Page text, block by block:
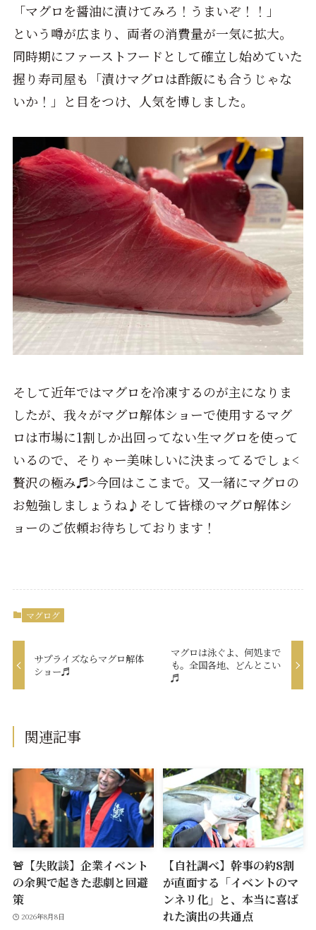
「マグロを醤油に漬けてみろ！うまいぞ！！」
という噂が広まり、両者の消費量が一気に拡大。
同時期にファーストフードとして確立し始めていた
握り寿司屋も「漬けマグロは酢飯にも合うじゃな
いか！」と目をつけ、人気を博しました。
そして近年ではマグロを冷凍するのが主になりま
したが、我々がマグロ解体ショーで使用するマグ
ロは市場に1割しか出回ってない生マグロを使って
いるので、そりゃー美味しいに決まってるでしょ<
贅沢の極み♬>今回はここまで。又一緒にマグロの
お勉強しましょうね♪そして皆様のマグロ解体シ
ョーのご依頼お待ちしております！
マグログ
サプライズならマグロ解体
ショー♬
マグロは泳ぐよ、何処まで
も。全国各地、どんとこい
♬
関連記事
🚨【失敗談】企業イベント
の余興で起きた悲劇と回避
策
2026年8月8日
【自社調べ】幹事の約8割
が直面する「イベントのマ
ンネリ化」と、本当に喜ば
れた演出の共通点